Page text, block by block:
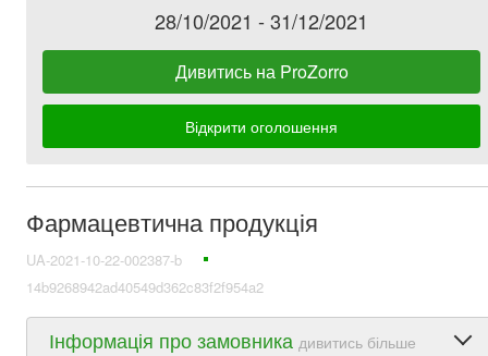
28/10/2021 - 31/12/2021
Дивитись на ProZorro
Відкрити оголошення
Фармацевтична продукція
UA-2021-10-22-002387-b
14b9268942ad40549d362c83f2f954a2
Інформація про замовника дивитись більше